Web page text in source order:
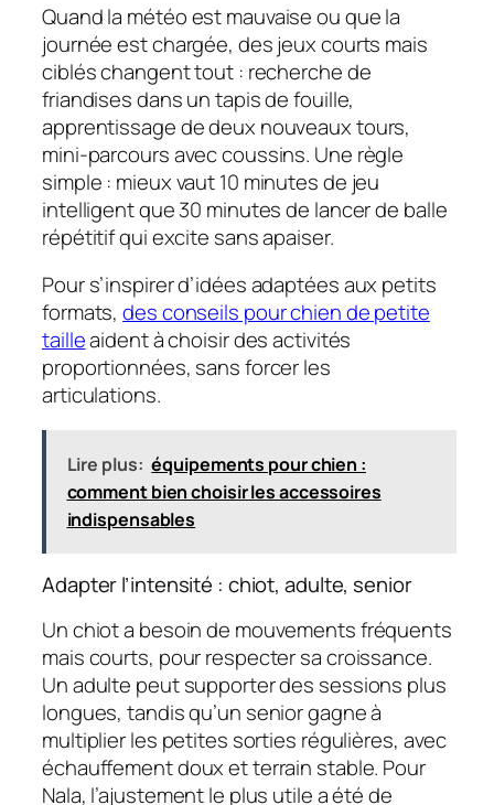
Quand la météo est mauvaise ou que la
journée est chargée, des jeux courts mais
ciblés changent tout : recherche de
friandises dans un tapis de fouille,
apprentissage de deux nouveaux tours,
mini-parcours avec coussins. Une règle
simple : mieux vaut 10 minutes de jeu
intelligent que 30 minutes de lancer de balle
répétitif qui excite sans apaiser.
Pour s’inspirer d’idées adaptées aux petits
formats,des conseils pour chien de petite
tailleaident à choisir des activités
proportionnées, sans forcer les
articulations.
Lire plus: équipements pour chien :
comment bien choisir les accessoires
indispensables
Adapter l’intensité : chiot, adulte, senior
Un chiot a besoin de mouvements fréquents
mais courts, pour respecter sa croissance.
Un adulte peut supporter des sessions plus
longues, tandis qu’un senior gagne à
multiplier les petites sorties régulières, avec
échauffement doux et terrain stable. Pour
Nala, l’ajustement le plus utile a été de